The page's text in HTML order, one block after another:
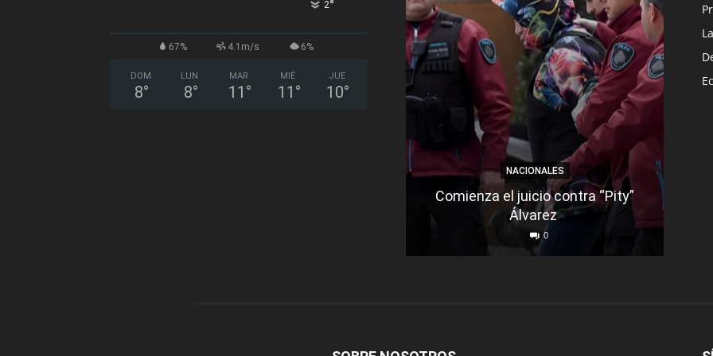
2°
67% 4.1m/s 6%
DOM
8°
LUN
8°
MAR
11 °
MIÉ
11 °
JUE
10°
NACIONALES
Comienza el juicio contra “Pity”
Álvarez
0